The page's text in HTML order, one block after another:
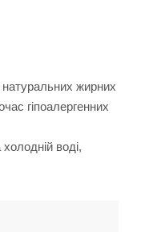
натуральних жирних
гіпоалергенних
воді,